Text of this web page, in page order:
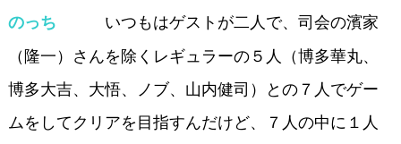
のっち いつもはゲストが二人で、司会の濱家
（隆一）さんを除くレギュラーの５人（博多華丸、
博多大吉、大悟、ノブ、山内健司）との７人でゲー
ムをしてクリアを目指すんだけど、７人の中に１人